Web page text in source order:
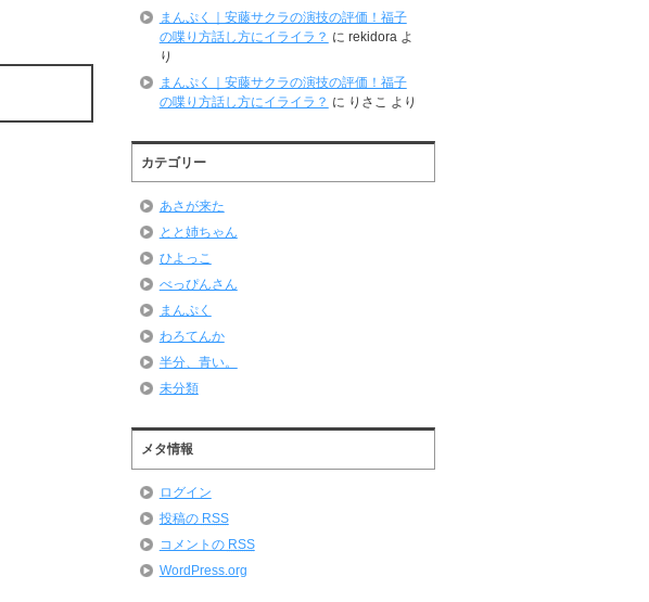
まんぷく｜安藤サクラの演技の評価！福子
の喋り方話し方にイライラ？ に rekidora よ
り
まんぷく｜安藤サクラの演技の評価！福子
の喋り方話し方にイライラ？ に りさこ より
カテゴリー
あさが来た
とと姉ちゃん
ひよっこ
べっぴんさん
まんぷく
わろてんか
半分、青い。
未分類
メタ情報
ログイン
投稿の RSS
コメントの RSS
WordPress.org